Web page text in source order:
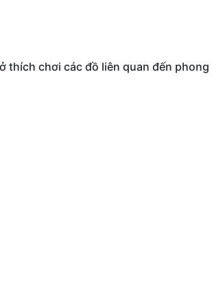
thích chơi các đồ liên quan đến phong